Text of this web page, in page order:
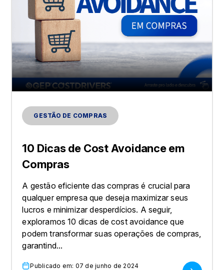
GESTÃO DE COMPRAS
10 Dicas de Cost Avoidance em
Compras
A gestão eficiente das compras é crucial para
qualquer empresa que deseja maximizar seus
lucros e minimizar desperdícios. A seguir,
exploramos 10 dicas de cost avoidance que
podem transformar suas operações de compras,
garantind...
Publicado em: 07 de junho de 2024